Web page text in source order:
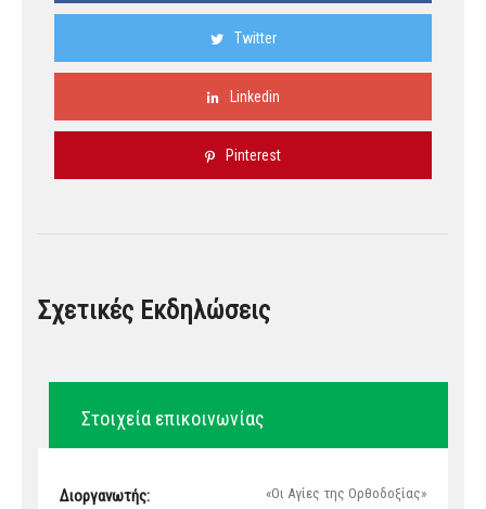
Twitter
Linkedin
Pinterest
Σχετικές Εκδηλώσεις
Στοιχεία επικοινωνίας
Διοργανωτής: «Οι Αγίες της Ορθοδοξίας»